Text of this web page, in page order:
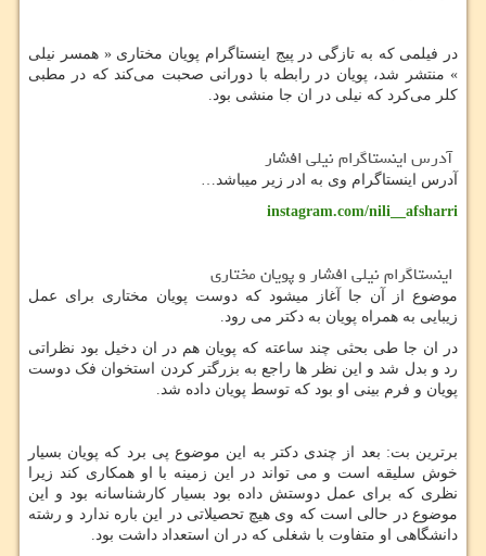
در فیلمی که به تازگی در پیج اینستاگرام پویان مختاری « همسر نیلی
» منتشر شد، پویان در رابطه با دورانی صحبت می‌کند که در مطبی
کلر می‌کرد که نیلی در ان جا منشی بود.
آدرس اینستاگرام نیلی افشار
آدرس اینستاگرام وی به ادر زیر میباشد…
instagram.com/nili__afsharri
اینستاگرام نیلی افشار و پویان مختاری
موضوع از آن جا آغاز میشود که دوست پویان مختاری برای عمل
زیبایی به همراه پویان به دکتر می رود.
در ان جا طی بحثی چند ساعته که پویان هم در ان دخیل بود نظراتی
رد و بدل شد و این نظر ها راجع به بزرگتر کردن استخوان فک دوست
پویان و فرم بینی او بود که توسط پویان داده شد.
برترین بت: بعد از چندی دکتر به این موضوع پی برد که پویان بسیار
خوش سلیقه است و می تواند در این زمینه با او همکاری کند زیرا
نظری که برای عمل دوستش داده بود بسیار کارشناسانه بود و این
موضوع در حالی است که وی هیچ تحصیلاتی در این باره ندارد و رشته
دانشگاهی او متفاوت با شغلی که در ان استعداد داشت بود.